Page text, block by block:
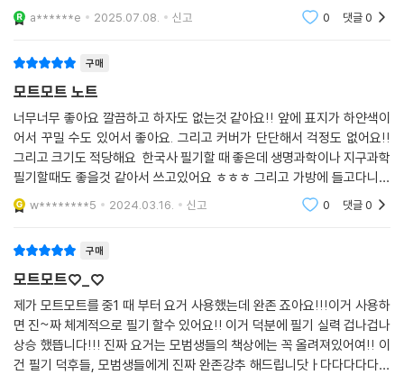
두껍고, 본문 내지도 괜찮은 것 같습니다. 필기했을 때 좋다면 재구매할 생
각입니다.
a******e 2025.07.08. 신고 0 댓글0
구매
모트모트 노트
너무너무 좋아요 깔끔하고 하자도 없는것 같아요!! 앞에 표지가 하얀색이
어서 꾸밀 수도 있어서 좋아요. 그리고 커버가 단단해서 걱정도 없어요!!
그리고 크기도 적당해요 한국사 필기할 때 좋은데 생명과학이나 지구과학
필기할때도 좋을것 같아서 쓰고있어요 ㅎㅎㅎ 그리고 가방에 들고다니기
도 편해요!! 장 수도 넉넉한 것 같아요!! 너무너무너무 추천합니당!!
w********5 2024.03.16. 신고 0 댓글0
구매
모트모트♡_♡
제가 모트모트를 중1 때 부터 요거 사용했는데 완존 죠아요!!!이거 사용하
면 진~짜 체계적으로 필기 할수 있어요!! 이거 덕분에 필기 실력 겁나겁나
상승 했뜹니다!!! 진짜 요거는 모범생들의 책상에는 꼭 올려져있어여!! 이
건 필기 덕후들, 모범생들에게 진짜 완존강추 해드립니닷ㅏ다다다다다다